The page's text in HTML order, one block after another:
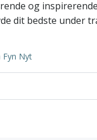
og
dit bedste under
Nyt